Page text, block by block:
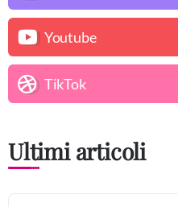
Youtube
TikTok
Ultimi articoli